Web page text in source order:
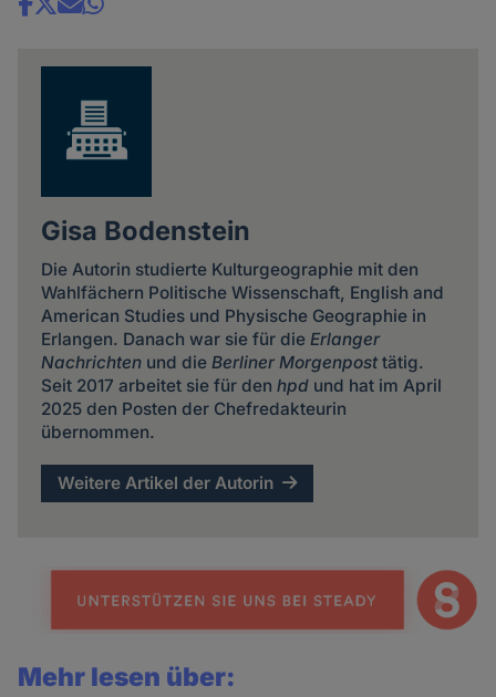
Share
Gisa Bodenstein
Die Autorin studierte Kulturgeographie mit den
Wahlfächern Politische Wissenschaft, English and
American Studies und Physische Geographie in
Erlangen. Danach war sie für die Erlanger
Nachrichtenund die Berliner Morgenposttätig.
Seit 2017 arbeitet sie für den hpdund hat im April
2025 den Posten der Chefredakteurin
übernommen.
Weitere Artikel der Autorin
Mehr lesen über: